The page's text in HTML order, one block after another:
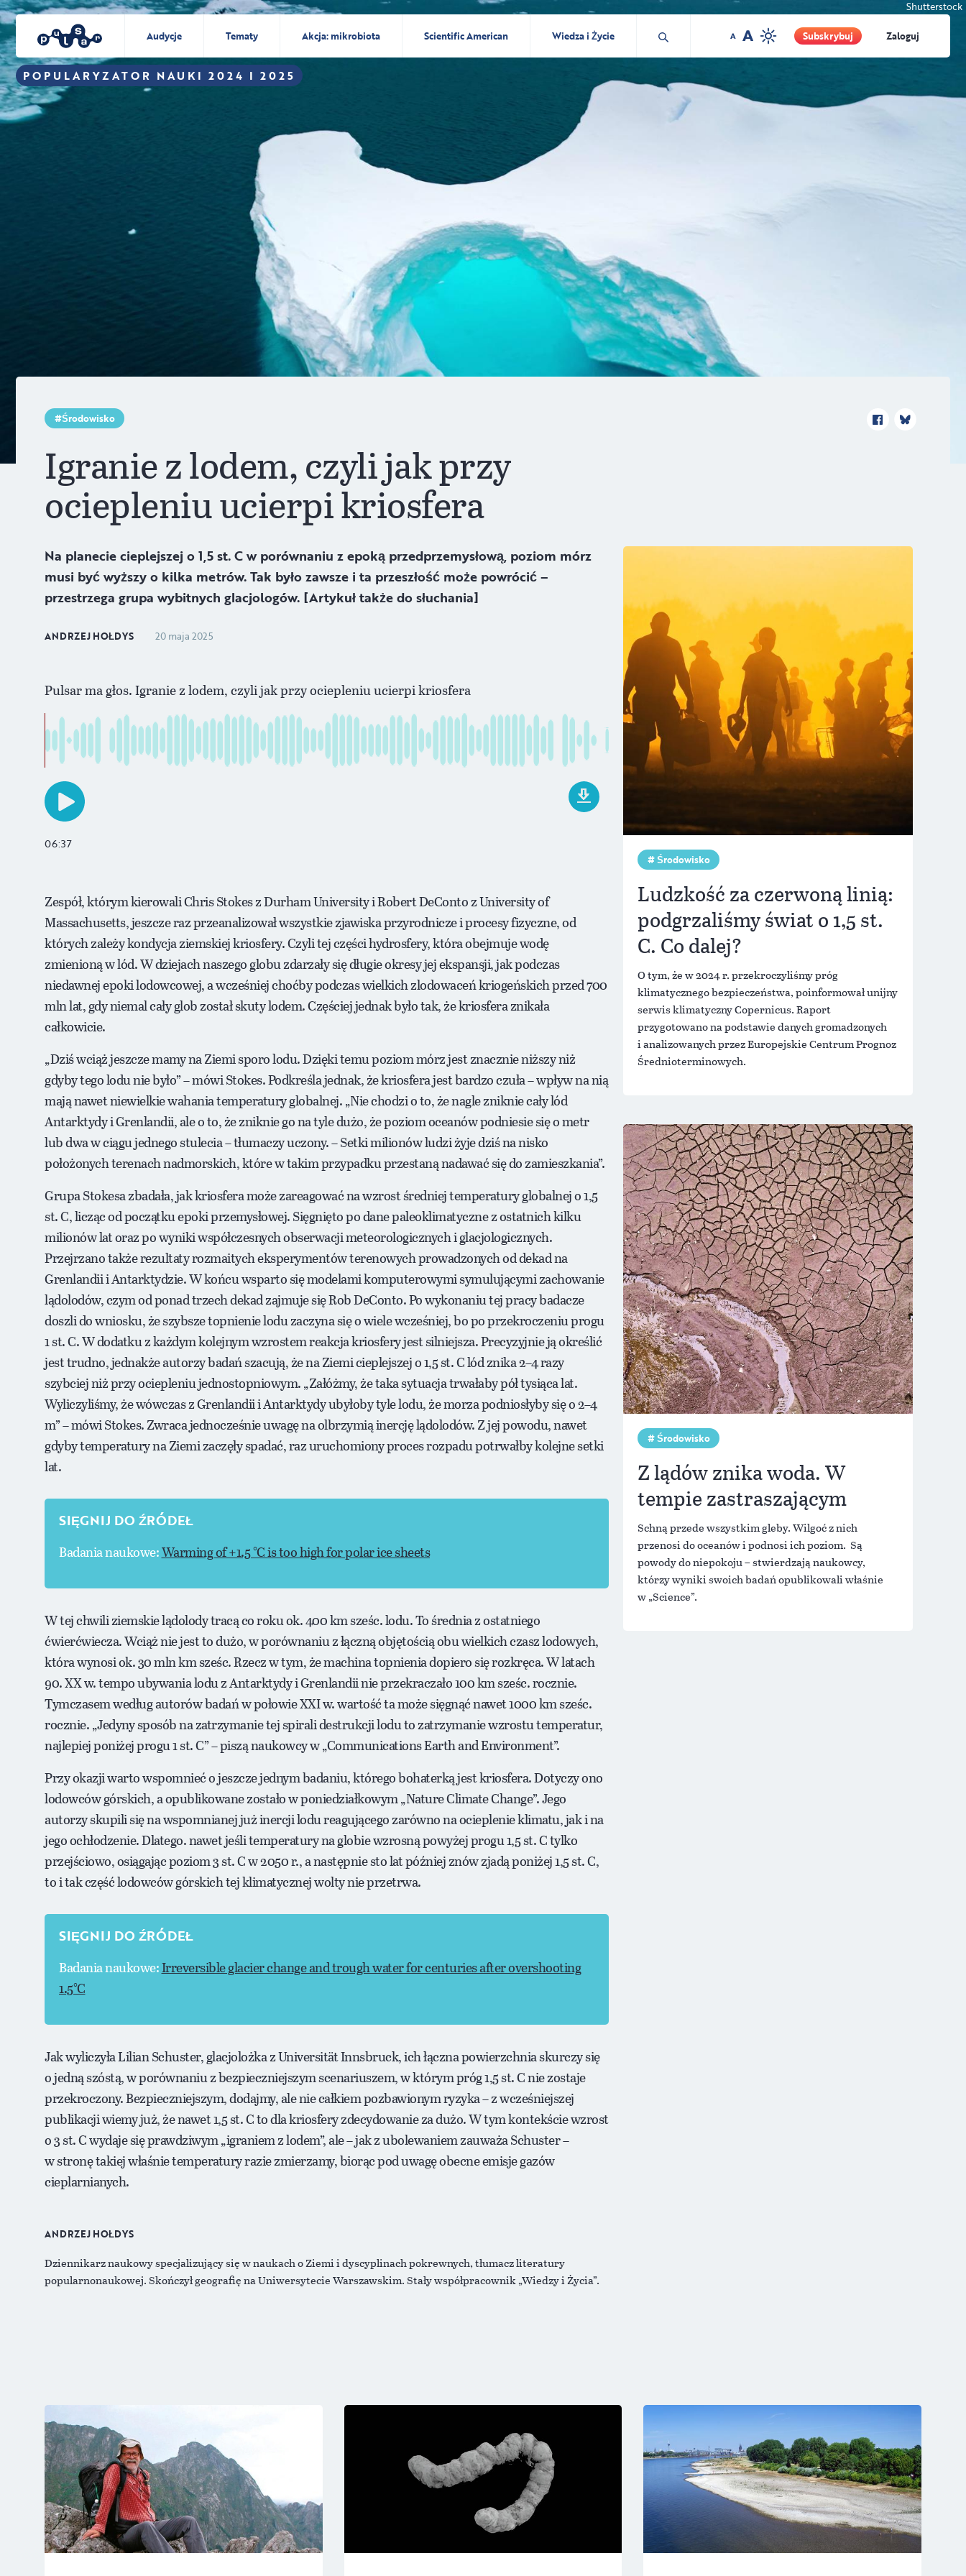
POPULARYZATOR NAUKI 2024 I 2025
Audycje Tematy Akcja: mikrobiota Scientific American Wiedza i Życie Subskrybuj Zaloguj
Shutterstock
Środowisko
Igranie z lodem, czyli jak przy
ociepleniu ucierpi kriosfera
Środowisko
Ludzkość za czerwoną linią:
podgrzaliśmy świat o 1,5 st.
C. Co dalej?
O tym, że w 2024 r. przekroczyliśmy próg
klimatycznego bezpieczeństwa, poinformował unijny
serwis klimatyczny Copernicus. Raport
przygotowano na podstawie danych gromadzonych
i analizowanych przez Europejskie Centrum Prognoz
Średnioterminowych.
Środowisko
Z lądów znika woda. W
tempie zastraszającym
Schną przede wszystkim gleby. Wilgoć z nich
przenosi do oceanów i podnosi ich poziom. Są
powody do niepokoju – stwierdzają naukowcy,
którzy wyniki swoich badań opublikowali właśnie
w „Science”.
Na planecie cieplejszej o 1,5 st. C w porównaniu z epoką przedprzemysłową, poziom mórz
musi być wyższy o kilka metrów. Tak było zawsze i ta przeszłość może powrócić –
przestrzega grupa wybitnych glacjologów. [Artykuł także do słuchania]
ANDRZEJ HOŁDYS 20 maja 2025
Pulsar ma głos. Igranie z lodem, czyli jak przy ociepleniu ucierpi kriosfera
06:37
Zespół, którym kierowali Chris Stokes z Durham University i Robert DeConto z University of
Massachusetts, jeszcze raz przeanalizował wszystkie zjawiska przyrodnicze i procesy fizyczne, od
których zależy kondycja ziemskiej kriosfery. Czyli tej części hydrosfery, która obejmuje wodę
zmienioną w lód. W dziejach naszego globu zdarzały się długie okresy jej ekspansji, jak podczas
niedawnej epoki lodowcowej, a wcześniej choćby podczas wielkich zlodowaceń kriogeńskich przed 700
mln lat, gdy niemal cały glob został skuty lodem. Częściej jednak było tak, że kriosfera znikała
całkowicie.
„Dziś wciąż jeszcze mamy na Ziemi sporo lodu. Dzięki temu poziom mórz jest znacznie niższy niż
gdyby tego lodu nie było” – mówi Stokes. Podkreśla jednak, że kriosfera jest bardzo czuła – wpływ na nią
mają nawet niewielkie wahania temperatury globalnej. „Nie chodzi o to, że nagle zniknie cały lód
Antarktydy i Grenlandii, ale o to, że zniknie go na tyle dużo, że poziom oceanów podniesie się o metr
lub dwa w ciągu jednego stulecia – tłumaczy uczony. – Setki milionów ludzi żyje dziś na nisko
położonych terenach nadmorskich, które w takim przypadku przestaną nadawać się do zamieszkania”.
Grupa Stokesa zbadała, jak kriosfera może zareagować na wzrost średniej temperatury globalnej o 1,5
st. C, licząc od początku epoki przemysłowej. Sięgnięto po dane paleoklimatyczne z ostatnich kilku
milionów lat oraz po wyniki współczesnych obserwacji meteorologicznych i glacjologicznych.
Przejrzano także rezultaty rozmaitych eksperymentów terenowych prowadzonych od dekad na
Grenlandii i Antarktydzie. W końcu wsparto się modelami komputerowymi symulującymi zachowanie
lądolodów, czym od ponad trzech dekad zajmuje się Rob DeConto. Po wykonaniu tej pracy badacze
doszli do wniosku, że szybsze topnienie lodu zaczyna się o wiele wcześniej, bo po przekroczeniu progu
1 st. C. W dodatku z każdym kolejnym wzrostem reakcja kriosfery jest silniejsza. Precyzyjnie ją określić
jest trudno, jednakże autorzy badań szacują, że na Ziemi cieplejszej o 1,5 st. C lód znika 2–4 razy
szybciej niż przy ociepleniu jednostopniowym. „Załóżmy, że taka sytuacja trwałaby pół tysiąca lat.
Wyliczyliśmy, że wówczas z Grenlandii i Antarktydy ubyłoby tyle lodu, że morza podniosłyby się o 2–4
m” – mówi Stokes. Zwraca jednocześnie uwagę na olbrzymią inercję lądolodów. Z jej powodu, nawet
gdyby temperatury na Ziemi zaczęły spadać, raz uruchomiony proces rozpadu potrwałby kolejne setki
lat.
SIĘGNIJ DO ŹRÓDEŁ
Badania naukowe:Warming of +1.5 °C is too high for polar ice sheets
W tej chwili ziemskie lądolody tracą co roku ok. 400 km sześc. lodu. To średnia z ostatniego
ćwierćwiecza. Wciąż nie jest to dużo, w porównaniu z łączną objętością obu wielkich czasz lodowych,
która wynosi ok. 30 mln km sześc. Rzecz w tym, że machina topnienia dopiero się rozkręca. W latach
90. XX w. tempo ubywania lodu z Antarktydy i Grenlandii nie przekraczało 100 km sześc. rocznie.
Tymczasem według autorów badań w połowie XXI w. wartość ta może sięgnąć nawet 1000 km sześc.
rocznie. „Jedyny sposób na zatrzymanie tej spirali destrukcji lodu to zatrzymanie wzrostu temperatur,
najlepiej poniżej progu 1 st. C” – piszą naukowcy w „Communications Earth and Environment”.
Przy okazji warto wspomnieć o jeszcze jednym badaniu, którego bohaterką jest kriosfera. Dotyczy ono
lodowców górskich, a opublikowane zostało w poniedziałkowym „Nature Climate Change”. Jego
autorzy skupili się na wspomnianej już inercji lodu reagującego zarówno na ocieplenie klimatu, jak i na
jego ochłodzenie. Dlatego. nawet jeśli temperatury na globie wzrosną powyżej progu 1,5 st. C tylko
przejściowo, osiągając poziom 3 st. C w 2050 r., a następnie sto lat później znów zjadą poniżej 1,5 st. C,
to i tak część lodowców górskich tej klimatycznej wolty nie przetrwa.
SIĘGNIJ DO ŹRÓDEŁ
Badania naukowe:Irreversible glacier change and trough water for centuries after overshooting
1.5°C
Jak wyliczyła Lilian Schuster, glacjolożka z Universität Innsbruck, ich łączna powierzchnia skurczy się
o jedną szóstą, w porównaniu z bezpieczniejszym scenariuszem, w którym próg 1,5 st. C nie zostaje
przekroczony. Bezpieczniejszym, dodajmy, ale nie całkiem pozbawionym ryzyka – z wcześniejszej
publikacji wiemy już, że nawet 1,5 st. C to dla kriosfery zdecydowanie za dużo. W tym kontekście wzrost
o 3 st. C wydaje się prawdziwym „igraniem z lodem”, ale – jak z ubolewaniem zauważa Schuster –
w stronę takiej właśnie temperatury razie zmierzamy, biorąc pod uwagę obecne emisje gazów
cieplarnianych.
ANDRZEJ HOŁDYS
Dziennikarz naukowy specjalizujący się w naukach o Ziemi i dyscyplinach pokrewnych, tłumacz literatury
popularnonaukowej. Skończył geografię na Uniwersytecie Warszawskim. Stały współpracownik „Wiedzy i Życia”.